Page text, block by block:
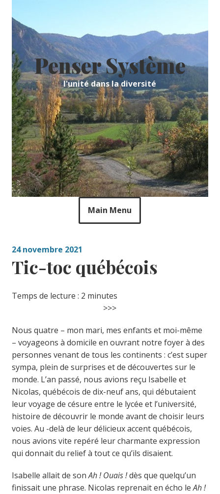
content
Penser Système
l'unité dans la diversité
Main Menu
24 novembre 2021
Tic-toc québécois
Temps de lecture : 2 minutes
>>>
Nous quatre – mon mari, mes enfants et moi-même
– voyageons à domicile en ouvrant notre foyer à des
personnes venant de tous les continents : c’est super
sympa, plein de surprises et de découvertes sur le
monde. L’an passé, nous avions reçu Isabelle et
Nicolas, québécois de dix-neuf ans, qui débutaient
leur voyage de césure entre le lycée et l’université,
histoire de découvrir le monde avant de choisir leurs
voies. Au -delà de leur délicieux accent québécois,
nous avions vite repéré leur charmante expression
qui donnait du relief à tout ce qu’ils disaient.
Isabelle allait de sonAh ! Ouais !dès que quelqu’un
finissait une phrase. Nicolas reprenait en écho leAh !